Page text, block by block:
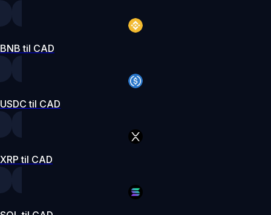
BNB til CAD
USDC til CAD
XRP til CAD